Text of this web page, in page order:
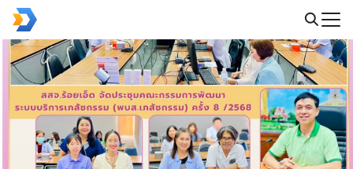
Skip
content
Search
for: